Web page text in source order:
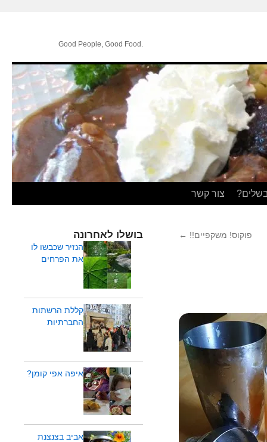
.Good People, Good Food
צור קשר
פוקוס! משקפיים!! ← בושלו לאחרונה
הנזיר שכבשו לו
את הפרחים
קללת הרשתות
החברתיות
איפה אפי קומן?
אביב בצנצנת